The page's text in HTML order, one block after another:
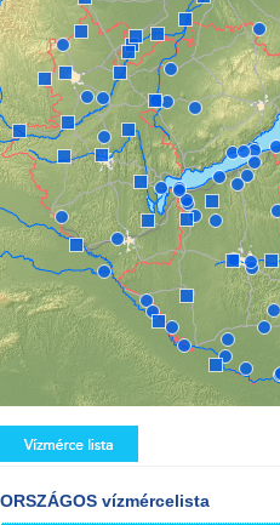
ORSZÁGOS vízmércelista